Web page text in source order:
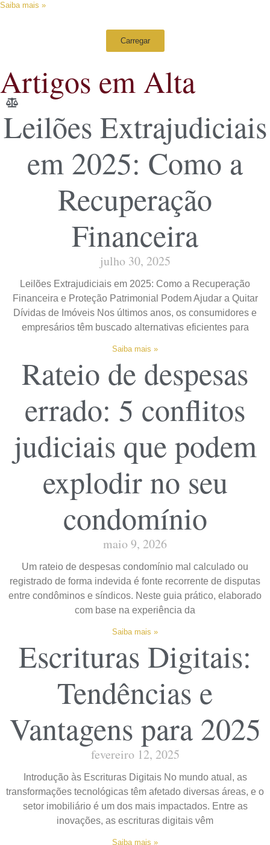
Saiba mais »
Carregar
Artigos em Alta
Leilões Extrajudiciais
em 2025: Como a
Recuperação
Financeira
julho 30, 2025
Leilões Extrajudiciais em 2025: Como a Recuperação
Financeira e Proteção Patrimonial Podem Ajudar a Quitar
Dívidas de Imóveis Nos últimos anos, os consumidores e
empresários têm buscado alternativas eficientes para
Saiba mais »
Rateio de despesas
errado: 5 conflitos
judiciais que podem
explodir no seu
condomínio
maio 9, 2026
Um rateio de despesas condomínio mal calculado ou
registrado de forma indevida é fonte recorrente de disputas
entre condôminos e síndicos. Neste guia prático, elaborado
com base na experiência da
Saiba mais »
Escrituras Digitais:
Tendências e
Vantagens para 2025
fevereiro 12, 2025
Introdução às Escrituras Digitais No mundo atual, as
transformações tecnológicas têm afetado diversas áreas, e o
setor imobiliário é um dos mais impactados. Entre as
inovações, as escrituras digitais vêm
Saiba mais »